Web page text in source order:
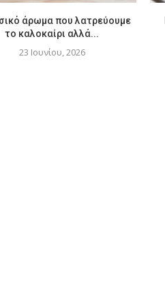
άρωμα που λατρεύουμε
το καλοκαίρι αλλά...
23 Ιουνίου, 2026